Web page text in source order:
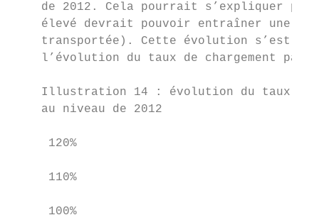
de 2012. Cela pourrait s’expliquer
élevé devrait pouvoir entraîner une
transportée). Cette évolution s’est
l’évolution du taux de chargement par
Illustration 14 : évolution du taux
    au niveau de 2012
     120%
     110%
     100%